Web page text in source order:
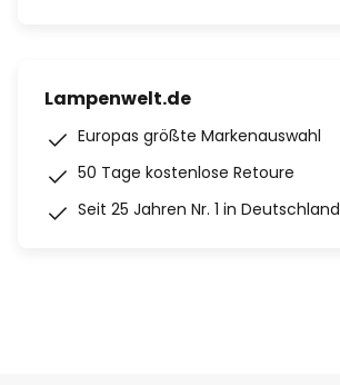
Lampenwelt.de
Europas größte Markenauswahl
50 Tage kostenlose Retoure
Seit 25 Jahren Nr. 1 in Deutschland